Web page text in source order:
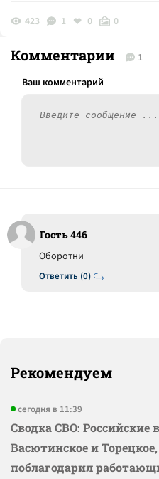
423 1 0 0
Комментарии 1
Гость 446
Ответить (0)
Оборотни
Рекомендуем
сегодня в 11:39
Сводка СВО: Российские
Васютинское и
поблагодарил